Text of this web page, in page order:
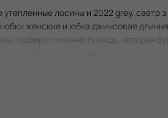
лосины и 2022 grey, светр
женские и юбка джинсовая
подберут именно ту вещь, которая